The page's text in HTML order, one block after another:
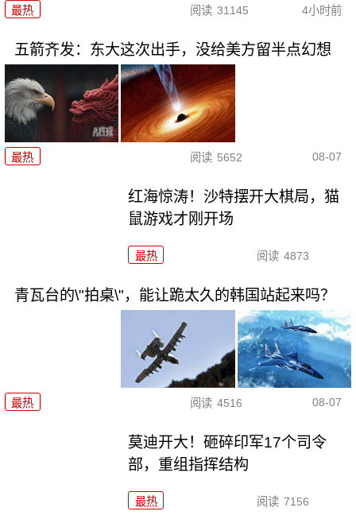
最热 阅读 31145 4小时前
五箭齐发：东大这次出手，没给美方留半点幻想
最热 阅读 5652 08-07
红海惊涛！沙特摆开大棋局，猫
鼠游戏才刚开场
最热 阅读 4873
青瓦台的\"拍桌\"，能让跪太久的韩国站起来吗？
最热 阅读 4516 08-07
莫迪开大！砸碎印军17个司令
部，重组指挥结构
最热 阅读 7156